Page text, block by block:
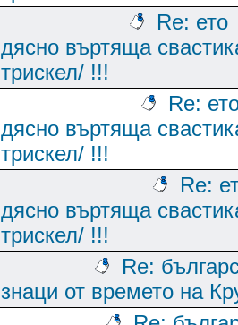
Re: ето
дясно въртяща
трискел/ !!!
Re:
дясно въртяща
трискел/ !!!
Re:
дясно въртяща
трискел/ !!!
Re:
знаци от времето на